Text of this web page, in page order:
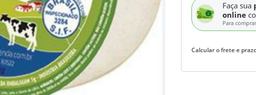
Faça sua
online
Para
Calcular o frete e